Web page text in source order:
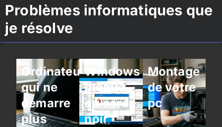
Problèmes informatiques que
je résolve
Ordinateur
qui ne
démarre
plus
Windows
bloqué
ou écran
noir
Montage
de votre
pc